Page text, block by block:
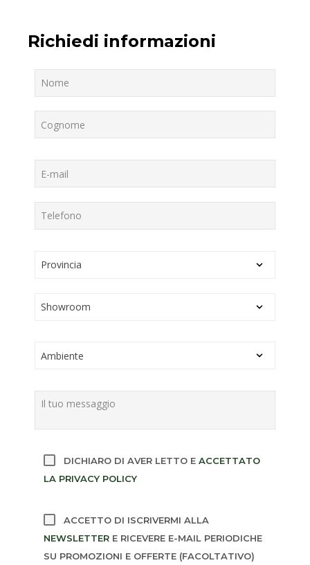
Richiedi informazioni
DICHIARO DI AVER LETTO EACCETTATO
LA PRIVACY POLICY
ACCETTO DI ISCRIVERMI ALLA
NEWSLETTER E RICEVERE E-MAIL PERIODICHE
SU PROMOZIONI E OFFERTE (FACOLTATIVO)